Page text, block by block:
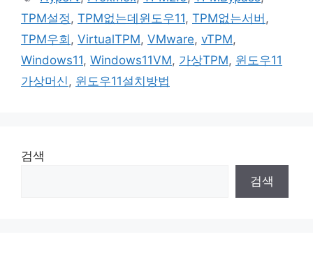
TPM설정, TPM없는데윈도우11, TPM없는서버 ,
TPM우회 , VirtualTPM, VMware, vTPM,
Windows11, Windows11VM, 가상TPM, 윈도우11
가상머신, 윈도우11설치방법
검색
검색